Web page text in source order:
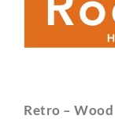
Retro – Wood